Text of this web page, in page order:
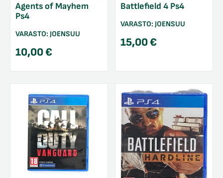
Agents of Mayhem
Ps4
VARASTO: JOENSUU
10,00€
Battlefield 4 Ps4
VARASTO: JOENSUU
15,00€